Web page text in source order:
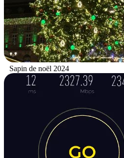
Sapin de noël 2024